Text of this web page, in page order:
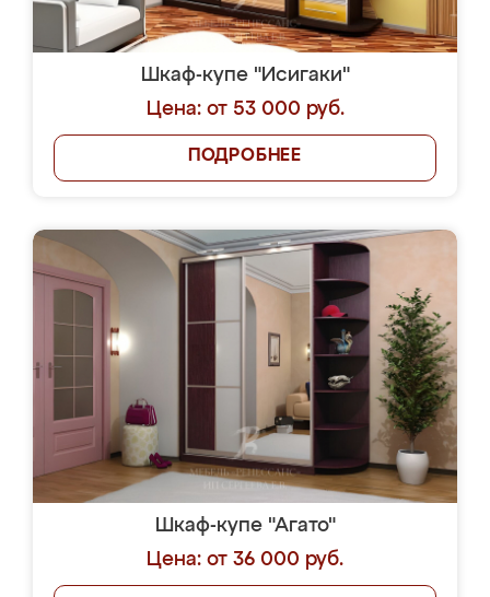
Шкаф-купе "Исигаки"
Цена: от 53 000 руб.
ПОДРОБНЕЕ
Шкаф-купе "Агато"
Цена: от 36 000 руб.